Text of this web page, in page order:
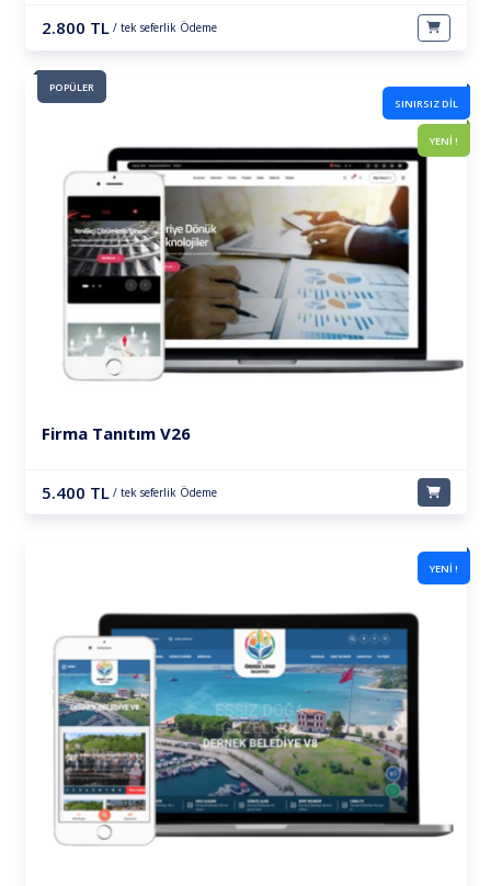
2.800 TL / tek seferlik Ödeme
POPÜLER
SINIRSIZ DİL
YENİ !
Firma Tanıtım V26
5.400 TL / tek seferlik Ödeme
YENİ !